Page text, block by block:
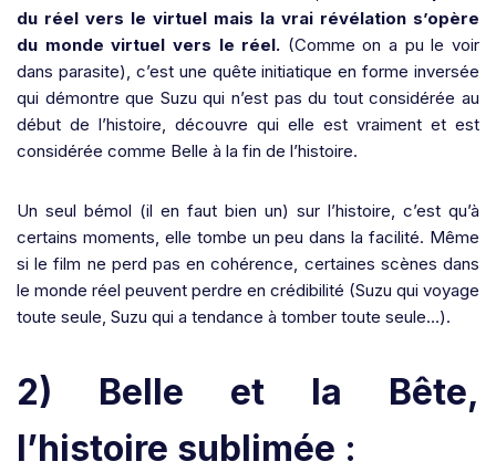
du réel vers le virtuel mais la vrai révélation s’opère
du monde virtuel vers le réel. (Comme on a pu le voir
dans parasite), c’est une quête initiatique en forme inversée
qui démontre que Suzu qui n’est pas du tout considérée au
début de l’histoire, découvre qui elle est vraiment et est
considérée comme Belle à la fin de l’histoire.
Un seul bémol (il en faut bien un) sur l’histoire, c’est qu’à
certains moments, elle tombe un peu dans la facilité. Même
si le film ne perd pas en cohérence, certaines scènes dans
le monde réel peuvent perdre en crédibilité (Suzu qui voyage
toute seule, Suzu qui a tendance à tomber toute seule…).
2) Belle et la Bête,
l’histoire sublimée :